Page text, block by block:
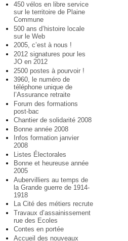
450 vélos en libre service
sur le territoire de Plaine
Commune
500 ans d’histoire locale
sur le Web
2005, c’est à nous !
2012 signatures pour les
JO en 2012
2500 postes à pourvoir !
3960, le numéro de
téléphone unique de
l’Assurance retraite
Forum des formations
post-bac
Chantier de solidarité 2008
Bonne année 2008
Infos formation janvier
2008
Listes Électorales
Bonne et heureuse année
2005
Aubervilliers au temps de
la Grande guerre de 1914-
1918
La Cité des métiers recrute
Travaux d’assainissement
rue des Ecoles
Contes en portée
Accueil des nouveaux